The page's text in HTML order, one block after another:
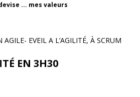
... mes valeurs
EVEIL A L’AGILITÉ, À SCRUM
EN 3H30